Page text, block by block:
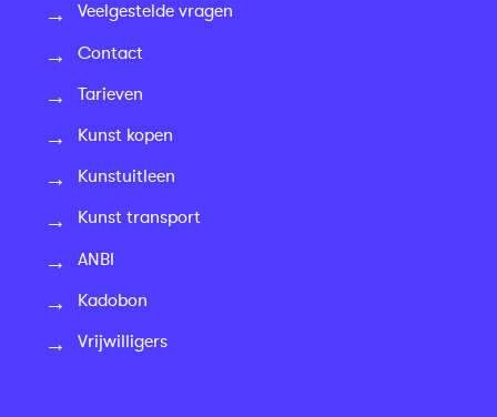
Veelgestelde vragen
Contact
Tarieven
Kunst kopen
Kunstuitleen
Kunst transport
ANBI
Kadobon
Vrijwilligers